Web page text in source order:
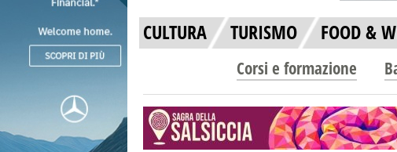
CULTURA TURISMO FOOD &
Corsi e formazione